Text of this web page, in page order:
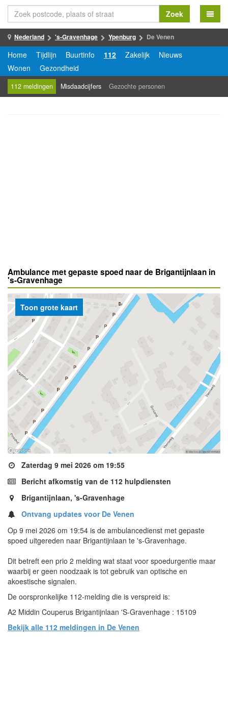
Zoek
Nederland 's-Gravenhage Ypenburg De Venen
Home Tijdlijn Buurtinfo 112 Zakelijk
Nieuws
Wonen
Gezondheid
112 meldingen Misdaadcijfers Gezochte personen
Ambulance met gepaste spoed naar de Brigantijnlaan in
's-Gravenhage
Zaterdag 9 mei 2026 om 19:55
Bericht afkomstig van de 112 hulpdiensten
Brigantijnlaan, 's-Gravenhage
Ontvang updates voor De Venen
Op 9 mei 2026 om 19:54 is de ambulancedienst met gepaste
spoed uitgereden naar Brigantijnlaan te 's-Gravenhage.
Dit betreft een prio 2 melding wat staat voor spoedurgentie maar
waarbij er geen noodzaak is tot gebruik van optische en
akoestische signalen.
De oorspronkelijke 112-melding die is verspreid is:
A2 Middin Couperus Brigantijnlaan 'S-Gravenhage : 15109
Bekijk alle 112 meldingen in De Venen
Toon grote kaart